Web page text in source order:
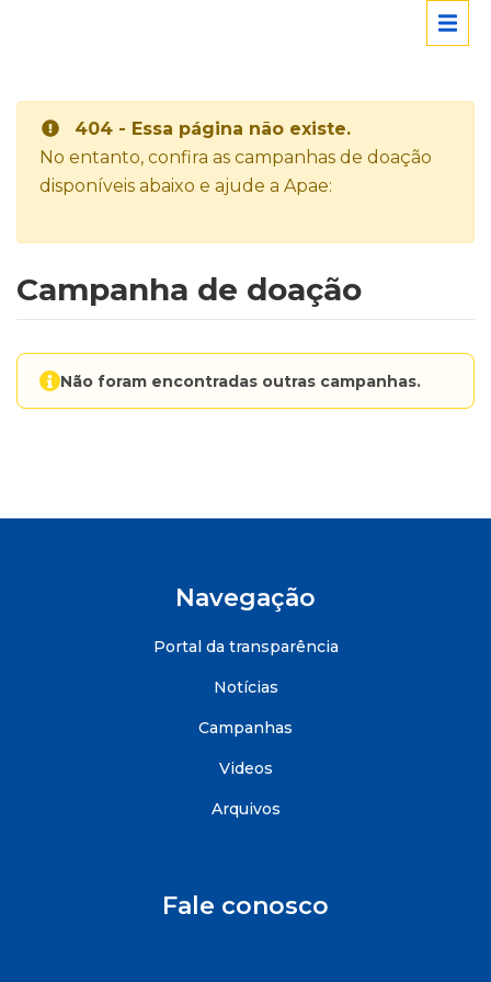
404 - Essa página não existe.
No entanto, confira as campanhas de doação
disponíveis abaixo e ajude a Apae:
Campanha de doação
Não foram encontradas outras campanhas.
Navegação
Portal da transparência
Notícias
Campanhas
Videos
Arquivos
Fale conosco